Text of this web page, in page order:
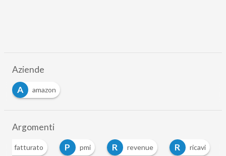
Aziende
A
amazon
Argomenti
fatturato P pmi R revenue R
ricavi